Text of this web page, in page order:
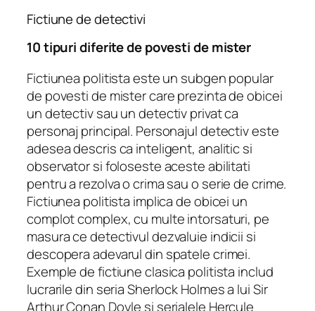
Fictiune de detectivi
10 tipuri diferite de povesti de mister
Fictiunea politista este un subgen popular
de povesti de mister care prezinta de obicei
un detectiv sau un detectiv privat ca
personaj principal. Personajul detectiv este
adesea descris ca inteligent, analitic si
observator si foloseste aceste abilitati
pentru a rezolva o crima sau o serie de crime.
Fictiunea politista implica de obicei un
complot complex, cu multe intorsaturi, pe
masura ce detectivul dezvaluie indicii si
descopera adevarul din spatele crimei.
Exemple de fictiune clasica politista includ
lucrarile din seria Sherlock Holmes a lui Sir
Arthur Conan Doyle si serialele Hercule